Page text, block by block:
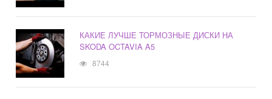
КАКИЕ ЛУЧШЕ ТОРМОЗНЫЕ ДИСКИ НА
SKODA OCTAVIA A5
8744